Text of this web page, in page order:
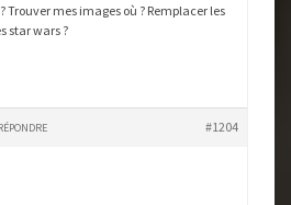
Trouver mes images où ? Remplacer les
star wars ?
#1204